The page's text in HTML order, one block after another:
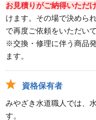
お見積りがご納得いただ
けます。その場で決めら
で再度ご依頼をいただい
※交換・修理に伴う商品
ます。
資格保有者
みやざき水道職人では、
す。